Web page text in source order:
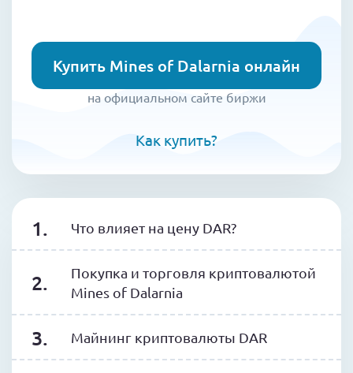
Купить Mines of Dalarnia онлайн
на официальном сайте биржи
Как купить?
Что влияет на цену DAR?
Покупка и торговля криптовалютой
Mines of Dalarnia
Майнинг криптовалюты DAR